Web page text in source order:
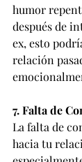
humor
después de
ex, esto
relación
7. Falta de
La falta de
hacia tu